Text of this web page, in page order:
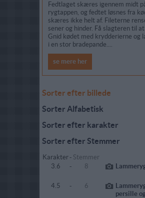
Fedtlaget skæres igennem midt
rygtappen, og fedtet løsnes fra
skæres ikke helt af. Fileterne
sener og hinder. Få slagteren til
Gnid kødet med krydderierne og
i en stor bradepande....
se mere her
Sorter efter billede
Sorter Alfabetisk
Sorter efter karakter
Sorter efter Stemmer
Karakter - Stemmer
3.6
- 8
4.5 - 6
persille